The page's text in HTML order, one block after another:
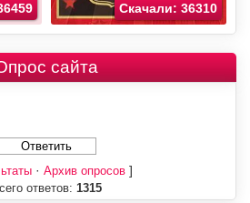
Скачали: 36310
сайта
· Архив опросов]
ответов: 1315